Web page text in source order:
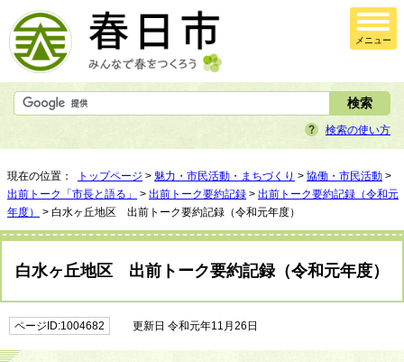
メニュー
検索の使い方
現在の位置： トップページ > 魅力・市民活動・まちづくり > 協働・市民活動 >
出前トーク「市長と語る」
> 出前トーク要約記録 > 出前トーク要約記録（令和元
年度）
> 白水ヶ丘地区 出前トーク要約記録（令和元年度）
白水ヶ丘地区 出前トーク要約記録（令和元年度）
ページID:1004682 更新日 令和元年11月26日